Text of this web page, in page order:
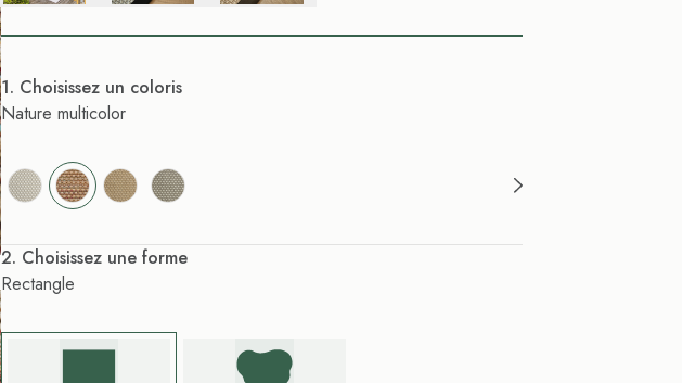
. Choisissez un coloris
Nature multicolor
. Choisissez une forme
Rectangle